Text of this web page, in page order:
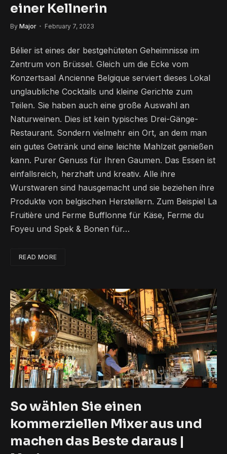
einer Kellnerin
By Major February 7, 2023
Bélier ist eines der bestgehüteten Geheimnisse im
Zentrum von Brüssel. Gleich um die Ecke vom
Konzertsaal Ancienne Belgique serviert dieses Lokal
unglaubliche Cocktails und kleine Gerichte zum
Teilen. Sie haben auch eine große Auswahl an
Naturweinen. Dies ist kein typisches Drei-Gänge-
Restaurant. Sondern vielmehr ein Ort, an dem man
ein gutes Getränk und eine leichte Mahlzeit genießen
kann. Purer Genuss für Ihren Gaumen. Das Essen ist
einfallsreich, herzhaft und kreativ. Alle ihre
Wurstwaren sind hausgemacht und sie beziehen ihre
Produkte von belgischen Herstellern. Zum Beispiel La
Fruitière und Ferme Bufflonne für Käse, Ferme du
Foyeu und Spek & Bonen für…
READ MORE
So wählen Sie einen
kommerziellen Mixer aus und
machen das Beste daraus |